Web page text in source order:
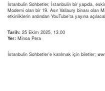
İstanbulin Sohbetler, İstanbulin bir yapıda,
Moderni olan bir 19. Asır Vallaury binası olan
etkinliklerin ardından YouTube’ta yayına
Tarih: 25 Ekim 2025, 13.00
Yer: Minoa Pera
İstanbulin Sohbetler’e katılmak için biletler;